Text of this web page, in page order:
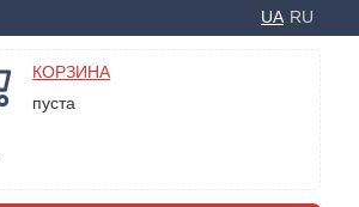
UA RU
КОРЗИНА
пуста